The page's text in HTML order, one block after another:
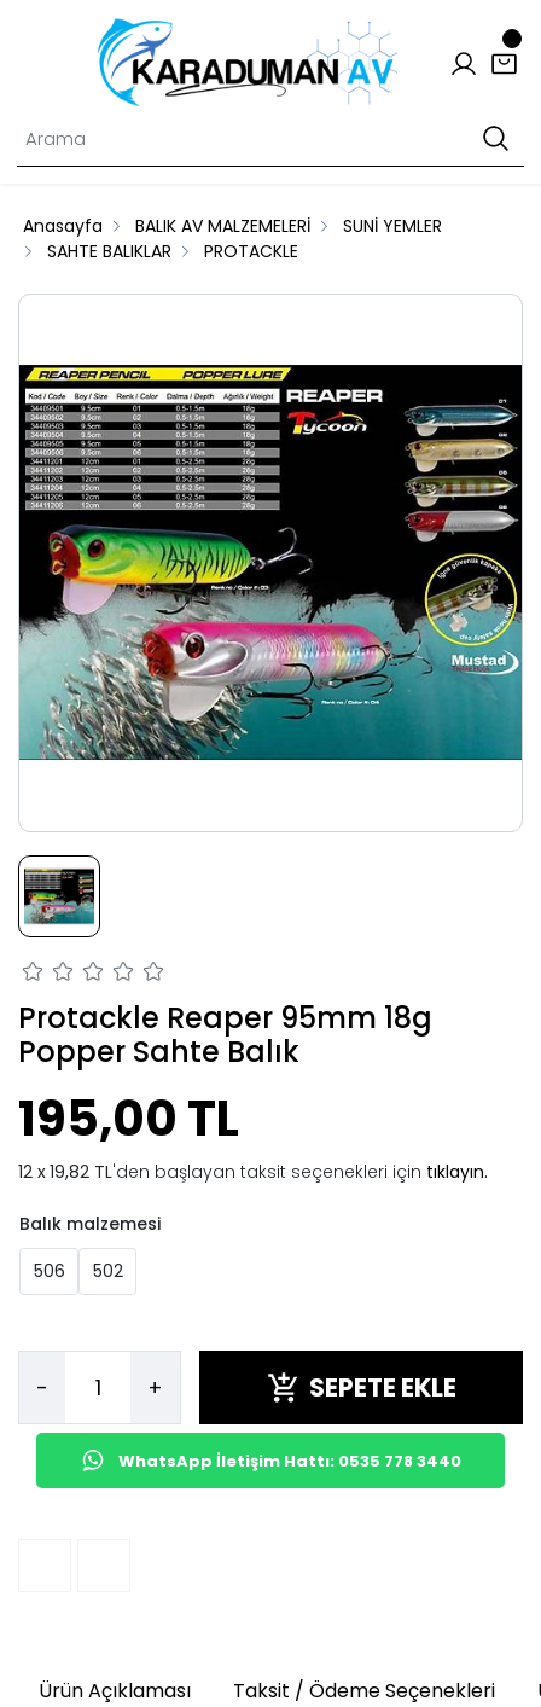
Anasayfa BALIK AV MALZEMELERİ
SUNİ YEMLER
SAHTE BALIKLAR
PROTACKLE
Protackle Reaper 95mm 18g
Popper Sahte Balık
195,00 TL
19,82 TL'den başlayan taksit seçenekleri için tıklayın.
Balık malzemesi
506
502
- + SEPETE EKLE
WhatsApp İletişim Hattı: 0535 778 3440
Ürün Açıklaması Taksit / Ödeme Seçenekleri